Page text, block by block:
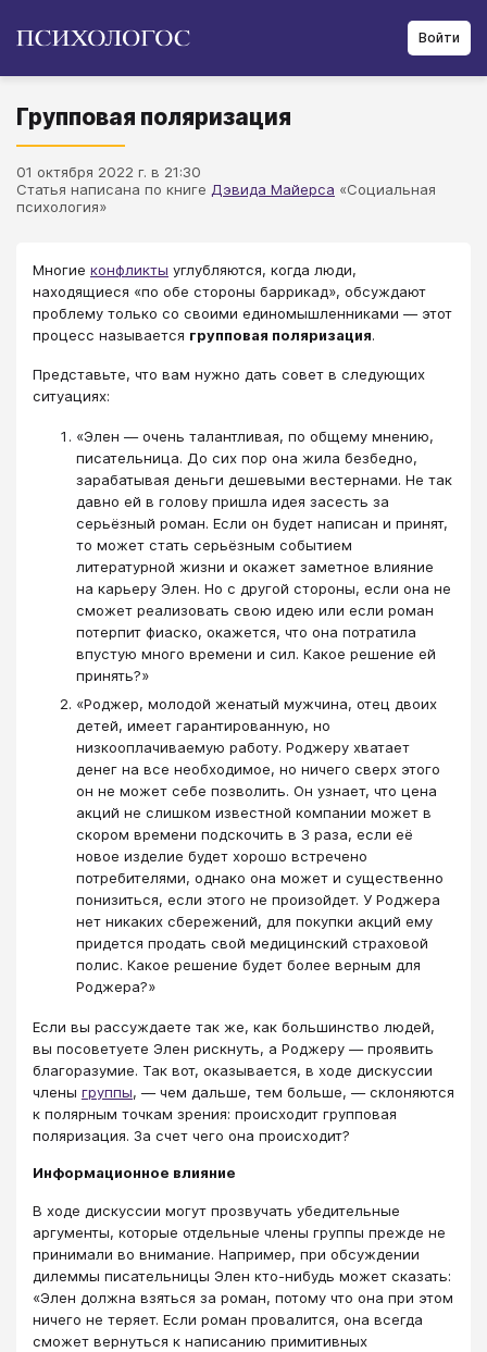
Войти
Групповая поляризация
01 октября 2022 г. в 21:30
Статья написана по книге Дэвида Майерса «Социальная
психология»
Многие конфликты углубляются, когда люди,
находящиеся «по обе стороны баррикад», обсуждают
проблему только со своими единомышленниками ― этот
процесс называется групповая поляризация.
Представьте, что вам нужно дать совет в следующих
ситуациях:
«Элен ― очень талантливая, по общему мнению,
писательница. До сих пор она жила безбедно,
зарабатывая деньги дешевыми вестернами. Не так
давно ей в голову пришла идея засесть за
серьёзный роман. Если он будет написан и принят,
то может стать серьёзным событием
литературной жизни и окажет заметное влияние
на карьеру Элен. Но с другой стороны, если она не
сможет реализовать свою идею или если роман
потерпит фиаско, окажется, что она потратила
впустую много времени и сил. Какое решение ей
принять?»
«Роджер, молодой женатый мужчина, отец двоих
детей, имеет гарантированную, но
низкооплачиваемую работу. Роджеру хватает
денег на все необходимое, но ничего сверх этого
он не может себе позволить. Он узнает, что цена
акций не слишком известной компании может в
скором времени подскочить в 3 раза, если её
новое изделие будет хорошо встречено
потребителями, однако она может и существенно
понизиться, если этого не произойдет. У Роджера
нет никаких сбережений, для покупки акций ему
придется продать свой медицинский страховой
полис. Какое решение будет более верным для
Роджера?»
Если вы рассуждаете так же, как большинство людей,
вы посоветуете Элен рискнуть, а Роджеру ― проявить
благоразумие. Так вот, оказывается, в ходе дискуссии
члены группы, ― чем дальше, тем больше, ― склоняются
к полярным точкам зрения: происходит групповая
поляризация. За счет чего она происходит?
Информационное влияние
В ходе дискуссии могут прозвучать убедительные
аргументы, которые отдельные члены группы прежде не
принимали во внимание. Например, при обсуждении
дилеммы писательницы Элен кто-нибудь может сказать:
«Элен должна взяться за роман, потому что она при этом
ничего не теряет. Если роман провалится, она всегда
сможет вернуться к написанию примитивных